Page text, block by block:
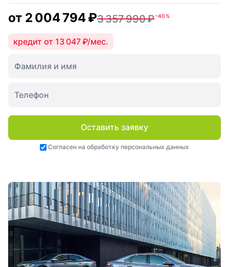
от 2 004 794 ₽3 357 990 ₽–40 %
кредит от 13 047 ₽/мес.
Оставить заявку
Согласен на обработку персональных данных